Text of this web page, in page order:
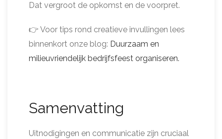
Dat vergroot de opkomst en de voorpret.
👉 Voor tips rond creatieve invullingen lees
binnenkort onze blog: Duurzaam en
milieuvriendelijk bedrijfsfeest organiseren.
Samenvatting
Uitnodigingen en communicatie zijn cruciaal